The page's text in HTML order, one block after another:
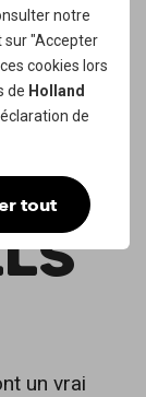
notre
sur "Accepter
cookies lors
de Holland
de
tout
un vrai